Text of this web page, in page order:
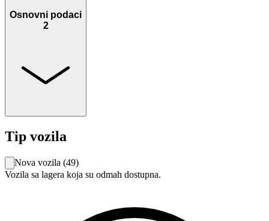
Osnovni podaci
2
Tip vozila
Nova vozila (49)
Vozila sa lagera koja su odmah dostupna.